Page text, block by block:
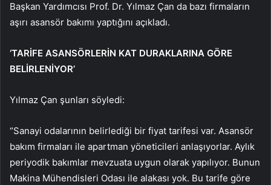
Başkan Yardımcısı Prof. Dr. Yılmaz Çan da bazı firmaların
aşırı asansör bakımı yaptığını açıkladı.
‘TARİFE ASANSÖRLERİN KAT DURAKLARINA GÖRE
BELİRLENİYOR’
Yılmaz Çan şunları söyledi:
“Sanayi odalarının belirlediği bir fiyat tarifesi var. Asansör
bakım firmaları ile apartman yöneticileri anlaşıyorlar. Aylık
periyodik bakımlar mevzuata uygun olarak yapılıyor. Bunun
Makina Mühendisleri Odası ile alakası yok. Bu tarife göre